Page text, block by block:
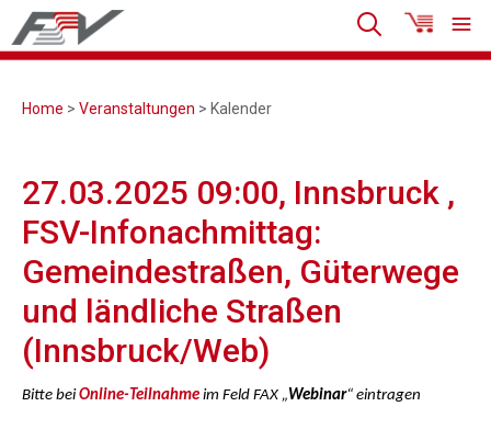
Home > Veranstaltungen > Kalender
27.03.2025 09:00, Innsbruck ,
FSV-Infonachmittag:
Gemeindestraßen, Güterwege
und ländliche Straßen
(Innsbruck/Web)
Bitte bei Online-Teilnahme im Feld FAX „Webinar“ eintragen